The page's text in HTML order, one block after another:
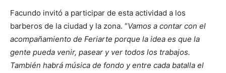
Facundo invitó a participar de esta actividad a los
barberos de la ciudad y la zona. “Vamos a contar con el
acompañamiento de Feriarte porque la idea es que la
gente pueda venir, pasear y ver todos los trabajos.
También habrá música de fondo y entre cada batalla el